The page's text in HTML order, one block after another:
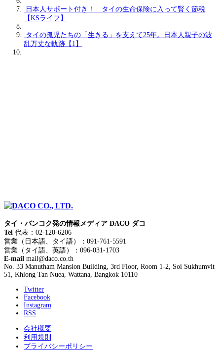
日本人サポート付き！ タイの生命保険に入って賢く節税
【KSライフ】
タイの孤児たちの「生きる」を支えて25年。日本人親子の波
乱万丈な軌跡【1】
タイ・バンコク発の情報メディア DACO ダコ
Tel 代表：02-120-6206
営業（日本語、タイ語）：091-761-5591
営業（タイ語、英語）：096-031-1703
E-mail mail@daco.co.th
No. 33 Manutham Mansion Building, 3rd Floor, Room 1-2, Soi Sukhumvit
51, Khlong Tan Nuea, Wattana, Bangkok 10110
Twitter
Facebook
Instagram
RSS
会社概要
利用規則
プライバシーポリシー